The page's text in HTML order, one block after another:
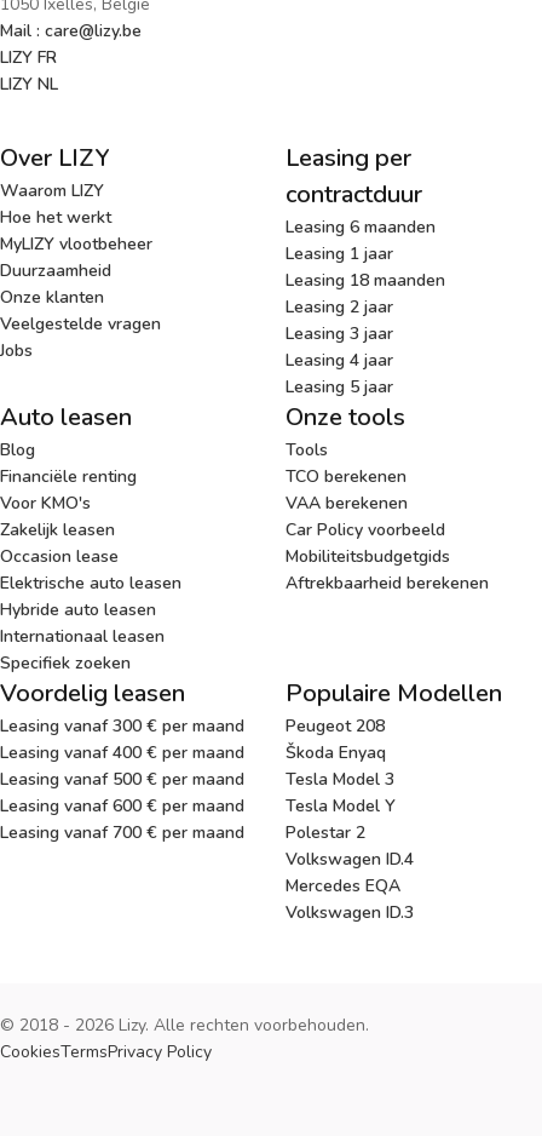
Mail : care@lizy.be
LIZY FR
LIZY NL
Over LIZY
Waarom LIZY
Hoe het werkt
MyLIZY vlootbeheer
Duurzaamheid
Onze klanten
Veelgestelde vragen
Jobs
Leasing per
contractduur
Leasing 6 maanden
Leasing 1 jaar
Leasing 18 maanden
Leasing 2 jaar
Leasing 3 jaar
Leasing 4 jaar
Leasing 5 jaar
Auto leasen
Blog
Financiële renting
Voor KMO's
Zakelijk leasen
Occasion lease
Elektrische auto leasen
Hybride auto leasen
Internationaal leasen
Specifiek zoeken
Onze tools
Tools
TCO berekenen
VAA berekenen
Car Policy voorbeeld
Mobiliteitsbudgetgids
Aftrekbaarheid berekenen
Voordelig leasen
Leasing vanaf 300 € per maand
Leasing vanaf 400 € per maand
Leasing vanaf 500 € per maand
Leasing vanaf 600 € per maand
Leasing vanaf 700 € per maand
Populaire Modellen
Peugeot 208
Škoda Enyaq
Tesla Model 3
Tesla Model Y
Polestar 2
Volkswagen ID.4
Mercedes EQA
Volkswagen ID.3
© 2018 - 2026 Lizy. Alle rechten voorbehouden.
CookiesTermsPrivacy Policy